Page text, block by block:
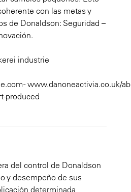
con las metas y
de Donaldson: Seguridad –
industrie
- www.danoneactivia.co.uk/
produced
del control de Donaldson
y desempeño de sus
determinada,